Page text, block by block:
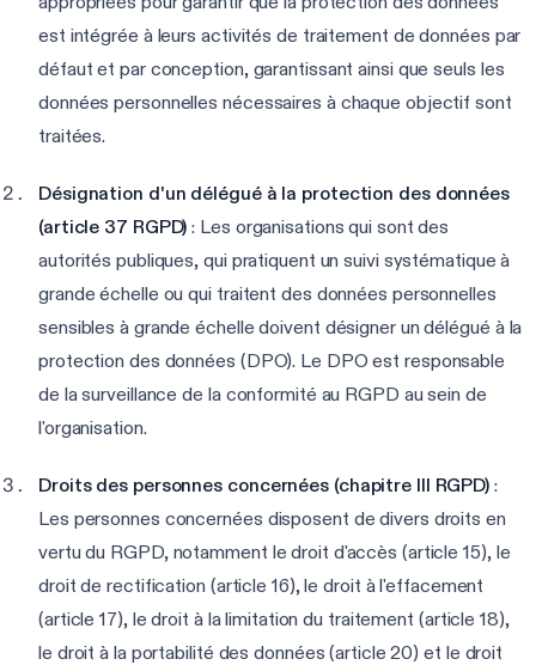
est intégrée à leurs activités de traitement de données par
défaut et par conception, garantissant ainsi que seuls les
données personnelles nécessaires à chaque objectif sont
traitées.
Désignation d'un délégué à la protection des données
(article 37 RGPD) : Les organisations qui sont des
autorités publiques, qui pratiquent un suivi systématique à
grande échelle ou qui traitent des données personnelles
sensibles à grande échelle doivent désigner un délégué à la
protection des données (DPO). Le DPO est responsable
de la surveillance de la conformité au RGPD au sein de
l'organisation.
Droits des personnes concernées (chapitre III RGPD) :
Les personnes concernées disposent de divers droits en
vertu du RGPD, notamment le droit d'accès (article 15), le
droit de rectification (article 16), le droit à l'effacement
(article 17), le droit à la limitation du traitement (article 18),
le droit à la portabilité des données (article 20) et le droit